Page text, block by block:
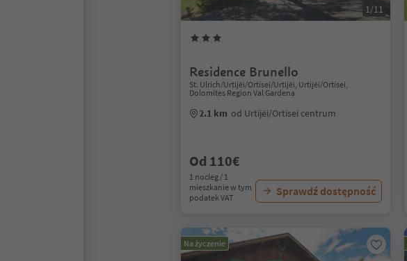
1/11
Residence Brunello
St. Ulrich/Urtijëi/Ortisei/Urtijëi, Urtijëi/Ortisei,
Dolomites Region Val Gardena
2.1 km od Urtijëi/Ortisei centrum
Od 110€
1 nocleg / 1
mieszkanie w tym
podatek VAT
Sprawdź dostępność
Na życzenie